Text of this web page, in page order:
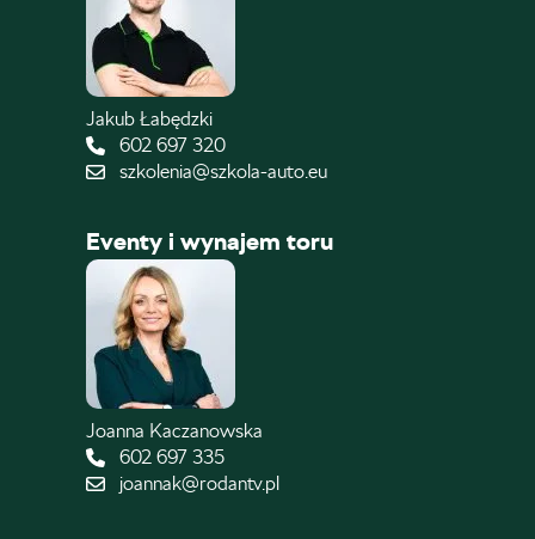
Jakub Łabędzki
602 697 320
szkolenia@szkola-auto.eu
Eventy i wynajem toru
Joanna Kaczanowska
602 697 335
joannak@rodantv.pl